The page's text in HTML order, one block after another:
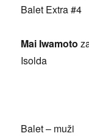
Balet Extra #4
Mai Iwamoto
Isolda
Balet – muži